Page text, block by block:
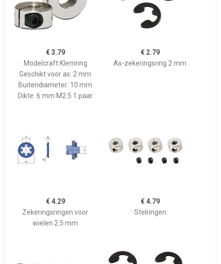
€ 3.79
Modelcraft Klemring
Geschikt voor as: 2 mm
Buitendiameter: 10 mm
Dikte: 6 mm M2.5 1 paar
€ 2.79
As-zekeringsring 2 mm
€ 4.29
Zekeringsringen voor
wielen 2.5 mm
€ 4.79
Stelringen